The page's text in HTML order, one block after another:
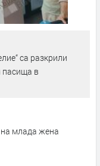
са разкрили
пасища в
на млада жена